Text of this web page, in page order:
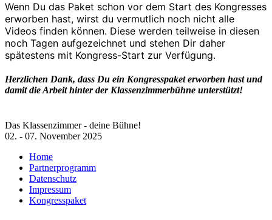
Wenn Du das Paket schon vor dem Start des Kongresses
erworben hast, wirst du vermutlich noch nicht alle
Videos finden können. Diese werden teilweise in diesen
noch Tagen aufgezeichnet und stehen Dir daher
spätestens mit Kongress-Start zur Verfügung.
Herzlichen Dank, dass Du ein Kongresspaket erworben hast und
damit die Arbeit hinter der Klassenzimmerbühne unterstützt!
Das Klassenzimmer - deine Bühne!
02. - 07. November 2025
Home
Partnerprogramm
Datenschutz
Impressum
Kongresspaket